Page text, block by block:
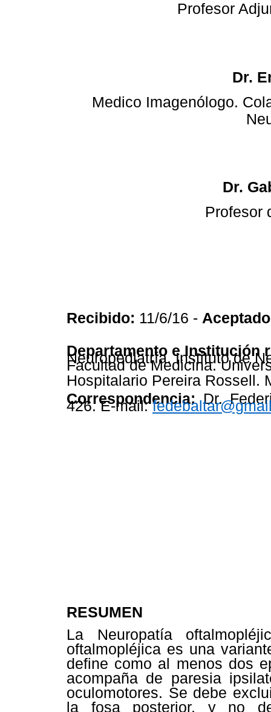
Profesor
Dr.
Medico Imagenólogo.
Dr.
Profesor
Recibido: 11/6/16 -
Departamento e Institución
Neuropediatría. Instituto de
Facultad de Medicina.
Hospitalario Pereira Rossell.
Correspondencia:Dr.
426. E-mail:
RESUMEN
La Neuropatía
oftalmopléjica es una
define como al menos dos
acompaña de paresia
oculomotores. Se debe
la fosa posterior, y no